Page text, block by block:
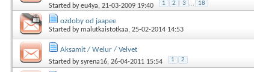
Started byeu4ya, 21-03-2009 19:40 1 2 3 ... 18
ozdoby od jaapee
Started bymalutkaistotkaa, 25-02-2014 14:53
Aksamit / Welur / Velvet
Started bysyrena16, 26-04-2011 15:54 1 2